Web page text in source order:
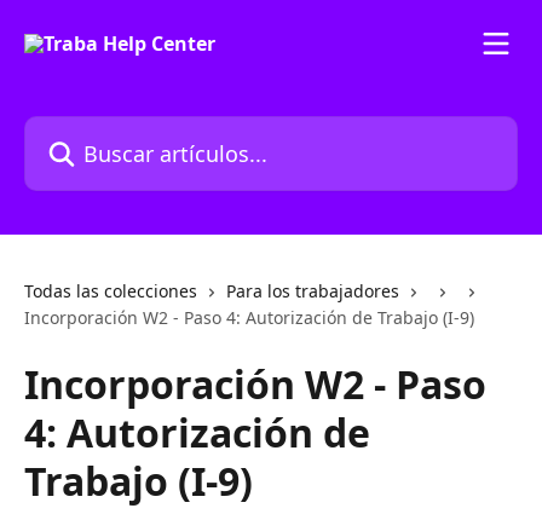
Buscar artículos...
Todas las colecciones
Para los trabajadores
Incorporación W2 - Paso 4: Autorización de Trabajo (I-9)
Incorporación W2 - Paso
4: Autorización de
Trabajo (I-9)